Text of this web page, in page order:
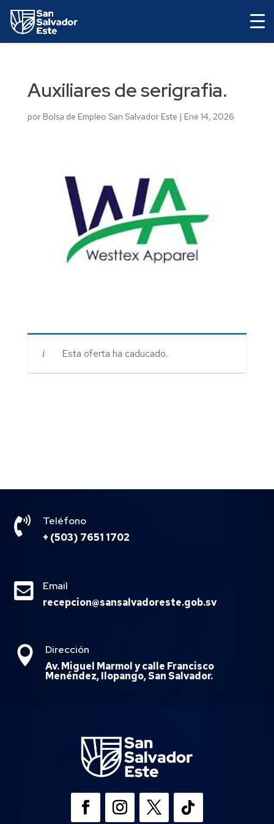
Auxiliares de serigrafia.
por Bolsa de Empleo San Salvador Este | Ene 14, 2026
Esta oferta ha caducado.

Teléfono
+ (503) 7651 1702

Email
recepcion@sansalvadoreste.gob.sv

Dirección
Av. Miguel Marmol y calle Francisco
Menéndez, Ilopango, San Salvador.